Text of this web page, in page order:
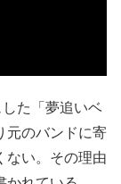
た「夢追いベ
元のバンドに寄
ない。その理由